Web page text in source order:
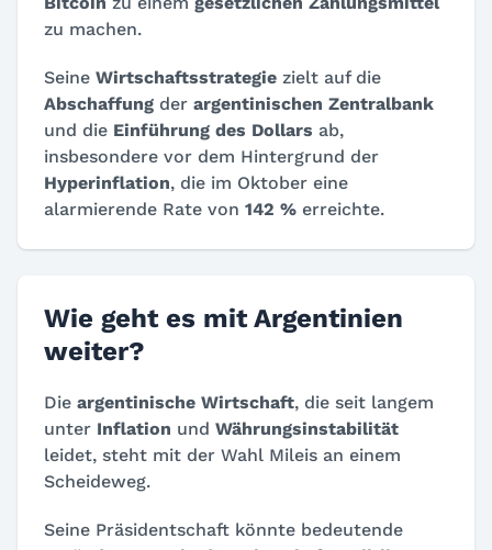
zu machen.
Seine Wirtschaftsstrategie zielt auf die
Abschaffung der argentinischen Zentralbank
und die Einführung des Dollars ab,
insbesondere vor dem Hintergrund der
Hyperinflation, die im Oktober eine
alarmierende Rate von 142 % erreichte.
Wie geht es mit Argentinien
weiter?
Die argentinische Wirtschaft, die seit langem
unter Inflation und Währungsinstabilität
leidet, steht mit der Wahl Mileis an einem
Scheideweg.
Seine Präsidentschaft könnte bedeutende